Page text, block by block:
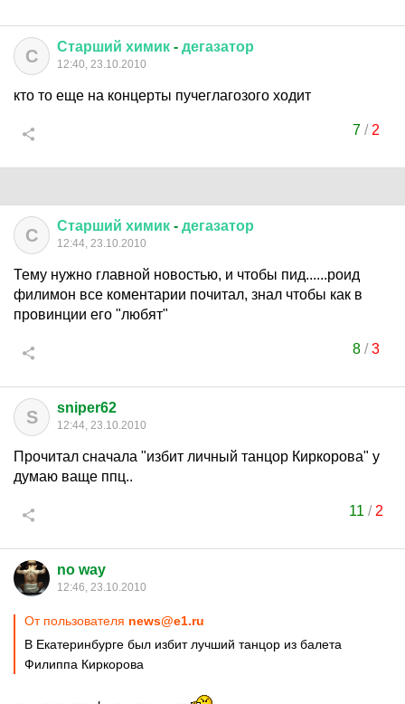
С Старший химик - дегазатор
12:40, 23.10.2010
кто то еще на концерты пучеглагозого ходит
7/ 2
С Старший химик - дегазатор
12:44, 23.10.2010
Тему нужно главной новостью, и чтобы пид......роид
филимон все коментарии почитал, знал чтобы как в
провинции его "любят"
8/3
S sniper62
12:44, 23.10.2010
Прочитал сначала "избит личный танцор Киркорова" у
думаю ваще ппц..
11 / 2
no way
12:46, 23.10.2010
От пользователя news@e1.ru
В Екатеринбурге был избит лучший танцор из балета
Филиппа Киркорова